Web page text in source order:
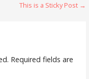
This is a Sticky Post →
Required fields are